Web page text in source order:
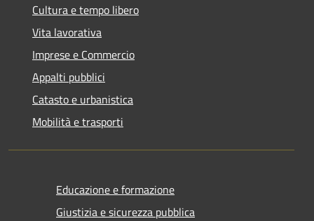
Cultura e tempo libero
Vita lavorativa
Imprese e Commercio
Appalti pubblici
Catasto e urbanistica
Mobilità e trasporti
Educazione e formazione
Giustizia e sicurezza pubblica